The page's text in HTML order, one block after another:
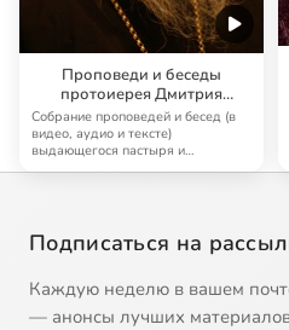
Проповеди и беседы
протоиерея Дмитрия
Смирнова
Собрание проповедей и бесед (в
видео, аудио и тексте)
выдающегося пастыря и
Подписаться на
Каждую неделю в вашем
— анонсы лучших